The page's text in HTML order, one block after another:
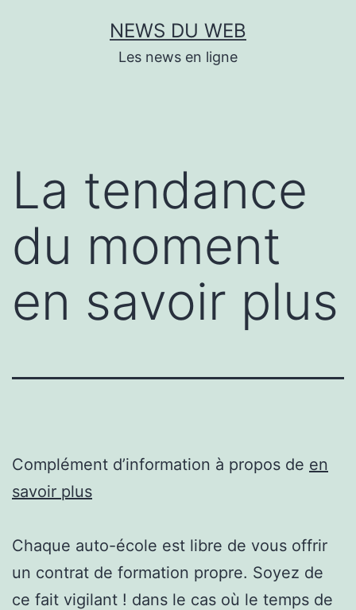
NEWS DU WEB
Les news en ligne
La tendance
du moment
en savoir plus
Complément d’information à propos de en
savoir plus
Chaque auto-école est libre de vous offrir
un contrat de formation propre. Soyez de
ce fait vigilant ! dans le cas où le temps de